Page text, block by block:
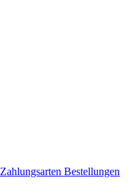
Zahlungsarten Bestellungen